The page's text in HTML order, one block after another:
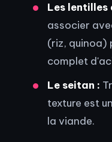
Les lentilles
associer
(riz, quinoa)
complet
Le seitan :
texture est
la viande.